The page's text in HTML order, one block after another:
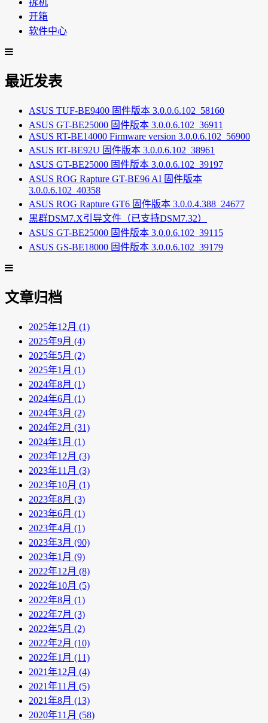
拆机
开箱
软件中心
最近发表
ASUS TUF-BE9400 固件版本 3.0.0.6.102_58160
ASUS GT-BE25000 固件版本 3.0.0.6.102_36911
ASUS RT-BE14000 Firmware version 3.0.0.6.102_56900
ASUS RT-BE92U 固件版本 3.0.0.6.102_38961
ASUS GT-BE25000 固件版本 3.0.0.6.102_39197
ASUS ROG Rapture GT-BE96 AI 固件版本
3.0.0.6.102_40358
ASUS ROG Rapture GT6 固件版本 3.0.0.4.388_24677
黑群DSM7.X引导文件（已支持DSM7.32）
ASUS GT-BE25000 固件版本 3.0.0.6.102_39115
ASUS GS-BE18000 固件版本 3.0.0.6.102_39179
文章归档
2025年12月 (1)
2025年9月 (4)
2025年5月 (2)
2025年1月 (1)
2024年8月 (1)
2024年6月 (1)
2024年3月 (2)
2024年2月 (31)
2024年1月 (1)
2023年12月 (3)
2023年11月 (3)
2023年10月 (1)
2023年8月 (3)
2023年6月 (1)
2023年4月 (1)
2023年3月 (90)
2023年1月 (9)
2022年12月 (8)
2022年10月 (5)
2022年8月 (1)
2022年7月 (3)
2022年5月 (2)
2022年2月 (10)
2022年1月 (11)
2021年12月 (4)
2021年11月 (5)
2021年8月 (13)
2020年11月 (58)